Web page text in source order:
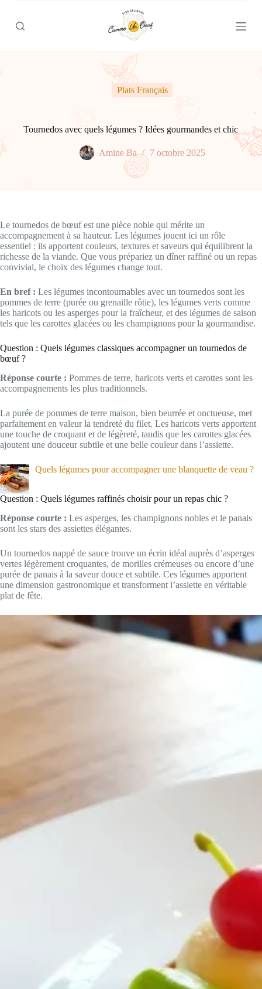
e
Plats Français
Tournedos avec quels légumes ? Idées gourmandes et chic
Amine Ba 7 octobre 2025
Le tournedos de bœuf est une pièce noble qui mérite un
accompagnement à sa hauteur. Les légumes jouent ici un rôle
essentiel : ils apportent couleurs, textures et saveurs qui équilibrent la
richesse de la viande. Que vous prépariez un dîner raffiné ou un repas
convivial, le choix des légumes change tout.
En bref : Les légumes incontournables avec un tournedos sont les
pommes de terre (purée ou grenaille rôtie), les légumes verts comme
les haricots ou les asperges pour la fraîcheur, et des légumes de saison
tels que les carottes glacées ou les champignons pour la gourmandise.
Question : Quels légumes classiques accompagner un tournedos de
bœuf ?
Réponse courte : Pommes de terre, haricots verts et carottes sont les
accompagnements les plus traditionnels.
La purée de pommes de terre maison, bien beurrée et onctueuse, met
parfaitement en valeur la tendreté du filet. Les haricots verts apportent
une touche de croquant et de légèreté, tandis que les carottes glacées
ajoutent une douceur subtile et une belle couleur dans l’assiette.
Quels légumes pour accompagner une blanquette de veau ?
Question : Quels légumes raffinés choisir pour un repas chic ?
Réponse courte : Les asperges, les champignons nobles et le panais
sont les stars des assiettes élégantes.
Un tournedos nappé de sauce trouve un écrin idéal auprès d’asperges
vertes légèrement croquantes, de morilles crémeuses ou encore d’une
purée de panais à la saveur douce et subtile. Ces légumes apportent
une dimension gastronomique et transforment l’assiette en véritable
plat de fête.